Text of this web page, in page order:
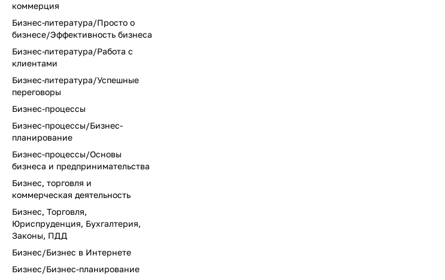
коммерция
Бизнес-литература/Просто о
бизнесе/Эффективность бизнеса
Бизнес-литература/Работа с
клиентами
Бизнес-литература/Успешные
переговоры
Бизнес-процессы
Бизнес-процессы/Бизнес-
планирование
Бизнес-процессы/Основы
бизнеса и предпринимательства
Бизнес, торговля и
коммерческая деятельность
Бизнес, Торговля,
Юриспруденция, Бухгалтерия,
Законы, ПДД
Бизнес/Бизнес в Интернете
Бизнес/Бизнес-планирование